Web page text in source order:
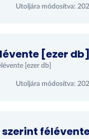
Utoljára módosítva:
[ezer db]
[ezer db]
Utoljára módosítva: